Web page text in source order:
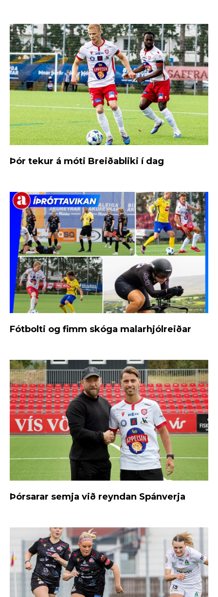
Þór tekur á móti Breiðabliki í dag
Fótbolti og fimm skóga malarhjólreiðar
Þórsarar semja við reyndan Spánverja